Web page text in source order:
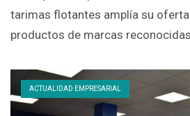
tarimas flotantes amplía su
productos de marcas
ACTUALIDAD EMPRESARIAL